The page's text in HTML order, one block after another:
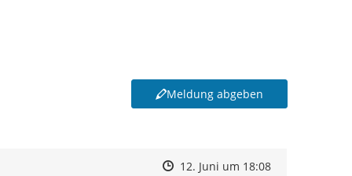
Meldung abgeben
Zeitpunkt des Erstellens
Zeitpunkt des Erstellens
12. Juni um 18:08Zur Äußerung